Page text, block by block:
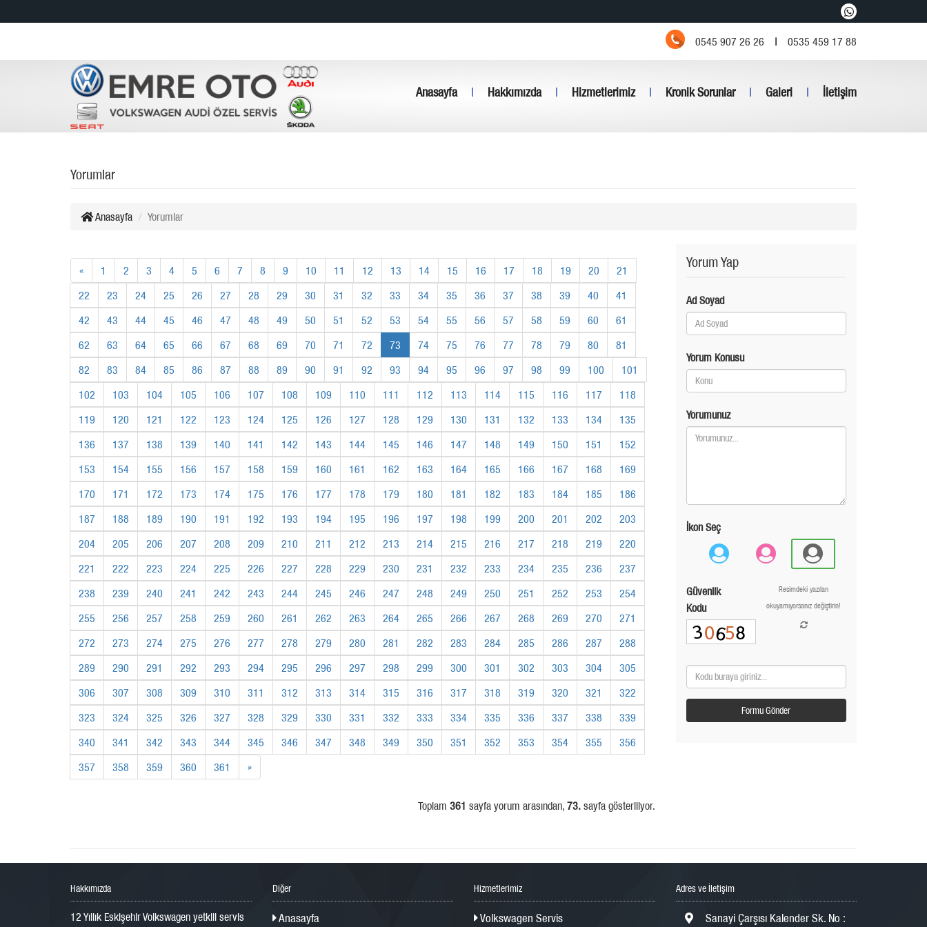
0545 907 26 26 | 0535 459 17 88
Anasayfa | Hakkımızda | Hizmetlerimiz | Kronik Sorunlar | Galeri | İletişim
Yorumlar
Anasayfa Yorumlar
« 1 2 3 4 5 6 7 8 9 10 11 12 13 14 15 16 17 18 19 20
21
22
23 24 25 26 27 28 29 30 31 32 33 34 35 36 37 38 39 40
41
42
43 44 45 46 47 48 49 50 51 52 53 54 55 56 57 58 59 60
61
62
63 64 65 66 67 68 69 70 71 72 73 74 75 76 77 78 79 80
81
82
83 84 85 86 87 88 89 90 91 92 93 94 95 96 97 98 99 100
101
102
103 104 105 106 107 108 109 110 111 112 113 114 115 116 117
118
119
120 121 122 123 124 125 126 127 128 129 130 131 132 133 134
135
136
137 138 139 140 141 142 143 144 145 146 147 148 149 150 151
152
153
154 155 156 157 158 159 160 161 162 163 164 165 166 167 168
169
170
171 172 173 174 175 176 177 178 179 180 181 182 183 184 185
186
187
188 189 190 191 192 193 194 195 196 197 198 199 200 201 202
203
204
205 206 207 208 209 210 211 212 213 214 215 216 217 218 219
220
221
222 223 224 225 226 227 228 229 230 231 232 233 234 235 236
237
238
239 240 241 242 243 244 245 246 247 248 249 250 251 252 253
254
255
256 257 258 259 260 261 262 263 264 265 266 267 268 269 270
271
272
273 274 275 276 277 278 279 280 281 282 283 284 285 286 287
288
289
290 291 292 293 294 295 296 297 298 299 300 301 302 303 304
305
306
307 308 309 310 311 312 313 314 315 316 317 318 319 320 321
322
323
324 325 326 327 328 329 330 331 332 333 334 335 336 337 338
339
340
341 342 343 344 345 346 347 348 349 350 351 352 353 354 355
356
357
358 359 360 361 »
Toplam 361 sayfa yorum arasından, 73.sayfa gösteriliyor.
Yorum Yap
Ad Soyad
Yorum Konusu
Yorumunuz
İkon Seç
Güvenlik
Kodu
Resimdeki yazıları
okuyamıyorsanız değiştirin!
Hakkımızda
12 Yıllık Eskişehir Volkswagen yetkili servis
Diğer
Anasayfa
Hizmetlerimiz
Volkswagen Servis
Adres ve İletişim
Sanayi Çarşısı Kalender Sk. No :